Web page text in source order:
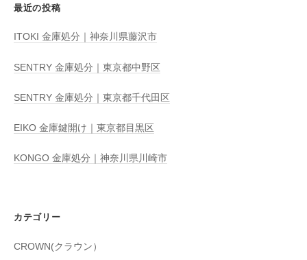
最近の投稿
ITOKI 金庫処分｜神奈川県藤沢市
SENTRY 金庫処分｜東京都中野区
SENTRY 金庫処分｜東京都千代田区
EIKO 金庫鍵開け｜東京都目黒区
KONGO 金庫処分｜神奈川県川崎市
カテゴリー
CROWN(クラウン）